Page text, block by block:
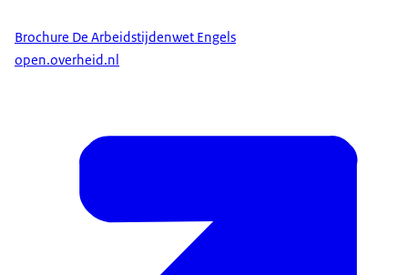
Brochure De Arbeidstijdenwet Engels
open.overheid.nl